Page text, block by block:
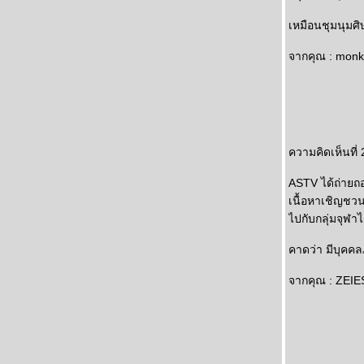
เหมือนชุมนุมศิ
จากคุณ :
ความคิดเห็นที่
ASTV ได้ถ่าย
เนื้อหาเชิญชว
ไปกับกลุ่มจุฬา
คาดว่า มีบุคค
จากคุณ :